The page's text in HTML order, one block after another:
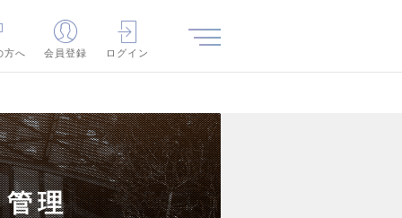
方へ
会員登録 ログイン
理